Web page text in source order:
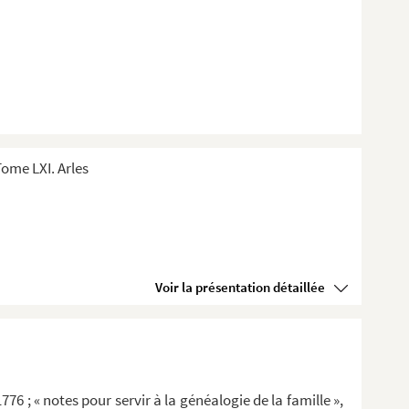
LXI. Arles
Voir la présentation détaillée
; « notes pour servir à la généalogie de la famille »,